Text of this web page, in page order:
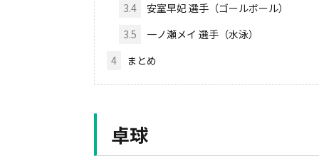
3.4
安室早妃 選手（ゴールボール）
3.5
一ノ瀬メイ 選手（水泳）
4
まとめ
卓球